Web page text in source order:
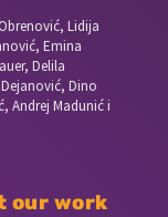
Lidija
Emina
Delila
Dino
Andrej Madunić i
our work